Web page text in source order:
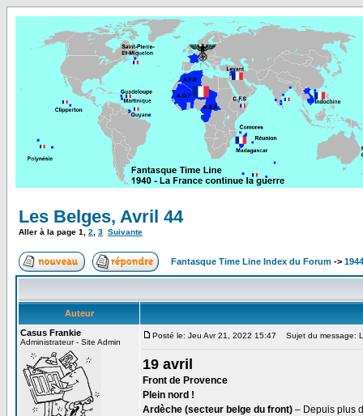
Les Belges, Avril 44
Aller à la page 1 2 3 Suivante
Fantasque Time Line Index du Forum ->
Auteur
Casus Frankie
Administrateur - Site Admin
Posté le: Jeu Avr 21, 2022 15:47 Sujet du message:
19 avril
Front de Provence
Plein nord !
Ardèche (secteur belge du front) – Depuis plus